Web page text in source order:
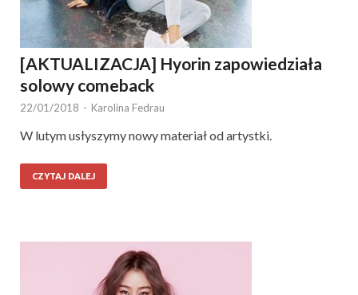
[AKTUALIZACJA] Hyorin zapowiedziała
solowy comeback
22/01/2018 - Karolina Fedrau
W lutym usłyszymy nowy materiał od artystki.
CZYTAJ DALEJ